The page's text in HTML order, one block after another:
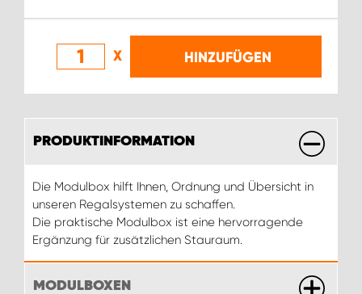
X HINZUFÜGEN
PRODUKTINFORMATION
Die Modulbox hilft Ihnen, Ordnung und Übersicht in
unseren Regalsystemen zu schaffen.
Die praktische Modulbox ist eine hervorragende
Ergänzung für zusätzlichen Stauraum.
MODULBOXEN